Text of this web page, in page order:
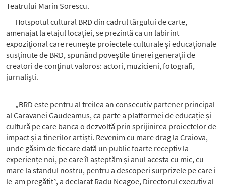
Teatrului Marin Sorescu.
Hotspotul cultural BRD din cadrul târgului de carte,
amenajat la etajul locației, se prezintă ca un labirint
expoziţional care reunește proiectele culturale și educaționale
susținute de BRD, spunând poveștile tinerei generații de
creatori de conținut valoros: actori, muzicieni, fotografi,
jurnaliști.
„BRD este pentru al treilea an consecutiv partener principal
al Caravanei Gaudeamus, ca parte a platformei de educație și
cultură pe care banca o dezvoltă prin sprijinirea proiectelor de
impact și a tinerilor artiști. Revenim cu mare drag la Craiova,
unde găsim de fiecare dată un public foarte receptiv la
experiențe noi, pe care îl așteptăm și anul acesta cu mic, cu
mare la standul nostru, pentru a descoperi surprizele pe care i
le-am pregătit”, a declarat Radu Neagoe, Directorul executiv al